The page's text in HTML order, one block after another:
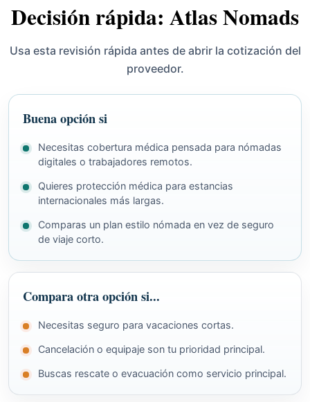
Decisión rápida: Atlas Nomads
Usa esta revisión rápida antes de abrir la cotización del
proveedor.
Buena opción si
Necesitas cobertura médica pensada para nómadas
digitales o trabajadores remotos.
Quieres protección médica para estancias
internacionales más largas.
Comparas un plan estilo nómada en vez de seguro
de viaje corto.
Compara otra opción si...
Necesitas seguro para vacaciones cortas.
Cancelación o equipaje son tu prioridad principal.
Buscas rescate o evacuación como servicio principal.